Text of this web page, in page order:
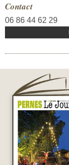
Contact
06 86 44 62 29